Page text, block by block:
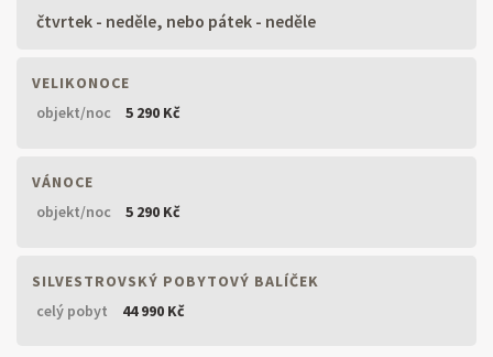
čtvrtek - neděle, nebo pátek - neděle
VELIKONOCE
objekt/noc
5 290 Kč
VÁNOCE
objekt/noc
5 290 Kč
SILVESTROVSKÝ POBYTOVÝ BALÍČEK
celý pobyt
44 990 Kč